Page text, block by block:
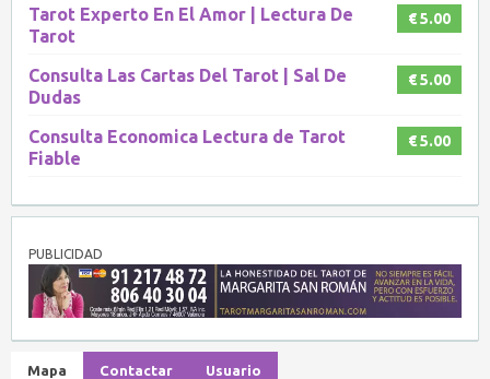
€ 5.00
Tarot Experto En El Amor | Lectura De
Tarot
€ 5.00
Consulta Las Cartas Del Tarot‎ | Sal De
Dudas
€ 5.00
Consulta Economica Lectura de Tarot
Fiable
PUBLICIDAD
Mapa Contactar Usuario